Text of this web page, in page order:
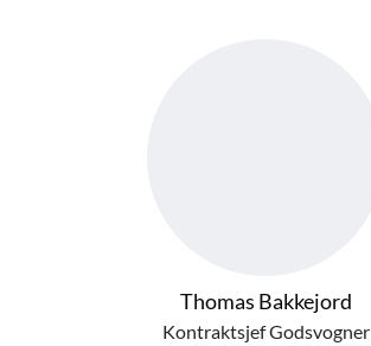
Thomas Bakkejord
Kontraktsjef Godsvogner